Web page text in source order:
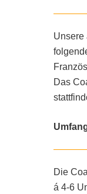
Unsere
Das
Die
á 4-6